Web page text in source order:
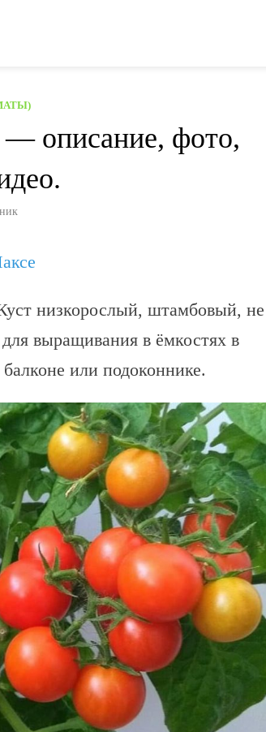
описание, фото,
низкорослый, штамбовый, не
выращивания в ёмкостях в
или подоконнике.